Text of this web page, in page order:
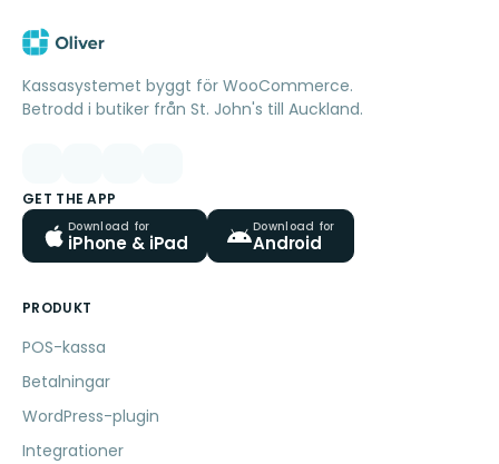
Kassasystemet byggt för WooCommerce.
Betrodd i butiker från St. John's till Auckland.
GET THE APP
Download for
iPhone & iPad
Download for
Android
PRODUKT
POS-kassa
Betalningar
WordPress-plugin
Integrationer